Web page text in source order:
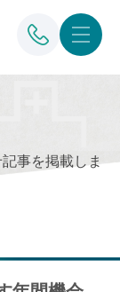
事を掲載しま